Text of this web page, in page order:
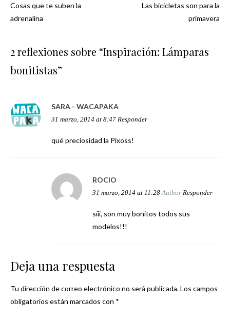
Navegación
entradas
Cosas que te suben la
adrenalina
Las bicicletas son para la
primavera
2 reflexiones sobre “Inspiración: Lámparas
bonitistas”
SARA - WACAPAKA
31 marzo, 2014 at 8:47 Responder
qué preciosidad la Pixoss!
ROCIO
31 marzo, 2014 at 11:28 Author Responder
síii, son muy bonitos todos sus
modelos!!!
Deja una respuesta
Tu dirección de correo electrónico no será publicada.Los campos
obligatorios están marcados con *